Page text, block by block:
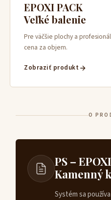
EPOXI PACK
Veľké balenie
Pre väčšie plochy a
cena za objem.
Zobraziť produkt
O
PS –
Kamenný
Systém sa